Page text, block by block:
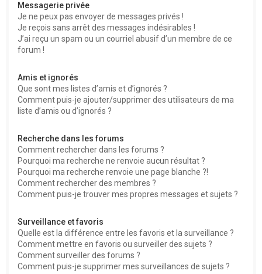
Messagerie privée
Je ne peux pas envoyer de messages privés !
Je reçois sans arrêt des messages indésirables !
J’ai reçu un spam ou un courriel abusif d’un membre de ce
forum !
Amis et ignorés
Que sont mes listes d’amis et d’ignorés ?
Comment puis-je ajouter/supprimer des utilisateurs de ma
liste d’amis ou d’ignorés ?
Recherche dans les forums
Comment rechercher dans les forums ?
Pourquoi ma recherche ne renvoie aucun résultat ?
Pourquoi ma recherche renvoie une page blanche ?!
Comment rechercher des membres ?
Comment puis-je trouver mes propres messages et sujets ?
Surveillance et favoris
Quelle est la différence entre les favoris et la surveillance ?
Comment mettre en favoris ou surveiller des sujets ?
Comment surveiller des forums ?
Comment puis-je supprimer mes surveillances de sujets ?